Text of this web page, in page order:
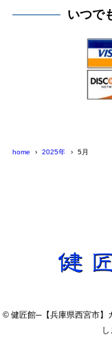
いつで
home 2025年 5月
© 健匠館─【兵庫県西宮市】